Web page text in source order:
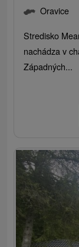
Oravice
Stredisko
nachádza v
Západných...